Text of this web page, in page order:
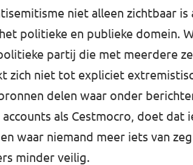
niet alleen zichtbaar is
politieke en publieke domein.
partij die met meerdere
niet tot expliciet
delen waar onder
als Cestmocro, doet dat
waar niemand meer iets van
minder veilig.